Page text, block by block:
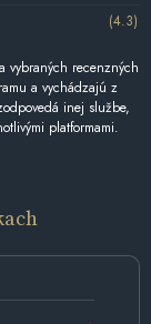
(4.3)
vybraných recenzných
a vychádzajú z
inej službe,
platformami.